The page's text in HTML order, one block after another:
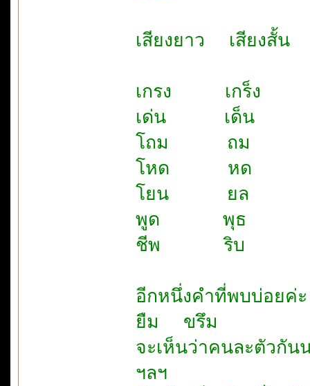
เสียงยาว เสียงสั้น
เกรง เกร็ง
เด่น เด็น
โถม ถม
โหด หด
โยน ยล
พูด พุธ
ชีพ ริบ
อีกหนึ่งคำที่พบบ่อยค่ะ
ยืม ขรึม
จะเห็นว่าคนละตัวกัน
ฯลฯ